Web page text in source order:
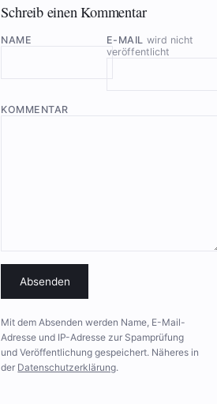
Schreib einen Kommentar
NAME E-MAIL wird nicht
veröffentlicht
KOMMENTAR
Absenden
Mit dem Absenden werden Name, E-Mail-
Adresse und IP-Adresse zur Spamprüfung
und Veröffentlichung gespeichert. Näheres in
der Datenschutzerklärung.